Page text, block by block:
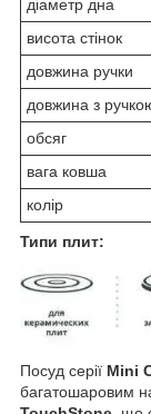
діаметр дна
висота стінок
довжина ручки
довжина з
обсяг
вага ковша
колір
Типи плит:
Посуд серії Mini
багатошаровим